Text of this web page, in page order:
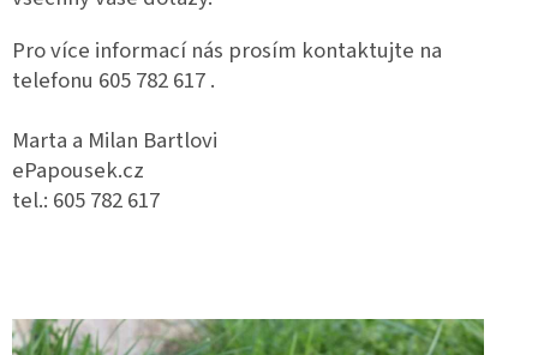
Pro více informací nás prosím kontaktujte na
telefonu 605 782 617 .
Marta a Milan Bartlovi
ePapousek.cz
tel.: 605 782 617